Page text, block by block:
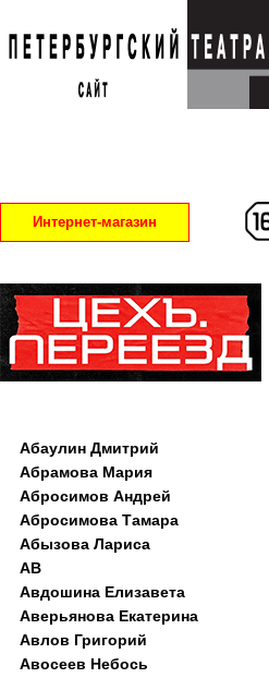
Интернет-магазин
Абаулин Дмитрий
Абрамова Мария
Абросимов Андрей
Абросимова Тамара
Абызова Лариса
АВ
Авдошина Елизавета
Аверьянова Екатерина
Авлов Григорий
Авосеев Небось